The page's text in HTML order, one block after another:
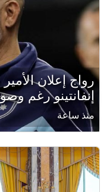
رواج إعلان
إنفانتينو رغم
منذ ساعة